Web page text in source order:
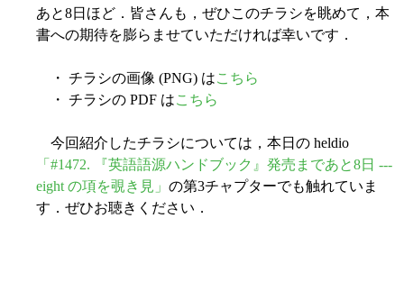
あと8日ほど．皆さんも，ぜひこのチラシを眺めて，本
書への期待を膨らませていただければ幸いです．
・ チラシの画像 (PNG) はこちら
・ チラシの PDF はこちら
今回紹介したチラシについては，本日の heldio
「#1472. 『英語語源ハンドブック』発売まであと8日 ---
eight の項を覗き見」 の第3チャプターでも触れていま
す．ぜひお聴きください．